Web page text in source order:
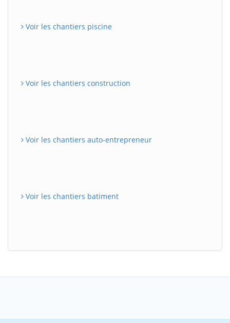
Voir les chantiers piscine
Voir les chantiers construction
Voir les chantiers auto-entrepreneur
Voir les chantiers batiment